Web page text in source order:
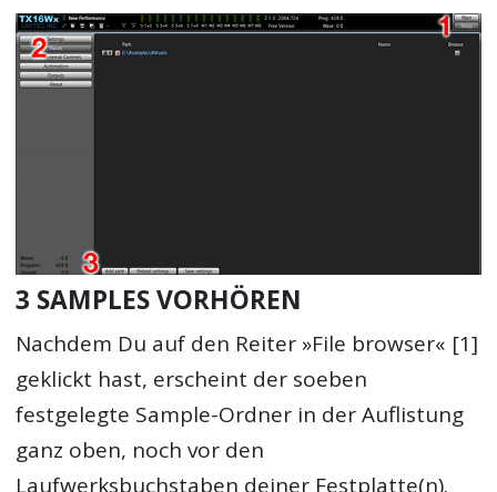
3 SAMPLES VORHÖREN
Nachdem Du auf den Reiter »File browser« [1]
geklickt hast, erscheint der soeben
festgelegte Sample-Ordner in der Auflistung
ganz oben, noch vor den
Laufwerksbuchstaben deiner Festplatte(n).